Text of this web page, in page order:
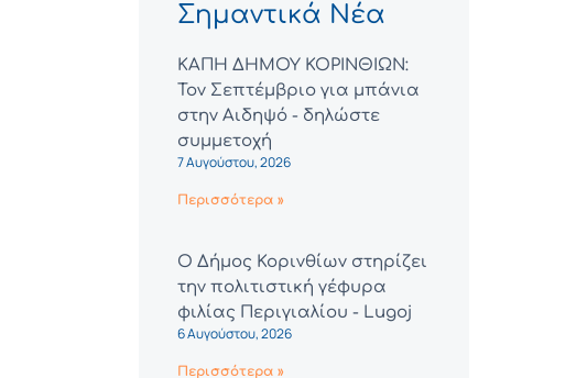
Σημαντικά Νέα
ΚΑΠΗ ΔΗΜΟΥ ΚΟΡΙΝΘΙΩΝ:
Τον Σεπτέμβριο για μπάνια
στην Αιδηψό - δηλώστε
συμμετοχή
7 Αυγούστου, 2026
Περισσότερα »
Ο Δήμος Κορινθίων στηρίζει
την πολιτιστική γέφυρα
φιλίας Περιγιαλίου - Lugoj
6 Αυγούστου, 2026
Περισσότερα »